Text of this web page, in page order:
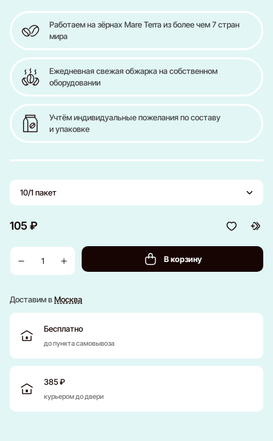
Работаем на зёрнах Mare Terra из более чем 7 стран
мира
Ежедневная свежая обжарка на собственном
оборудовании
Учтём индивидуальные пожелания по составу
и упаковке
10/1 пакет
105 ₽
В корзину
Доставим вМосква
Бесплатно
до пункта самовывоза
385 ₽
курьером до двери